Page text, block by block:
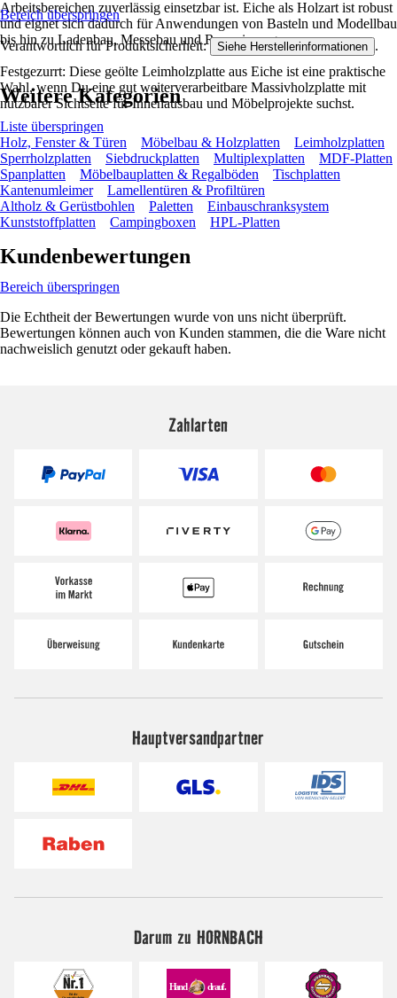
Arbeitsbereichen zuverlässig einsetzbar ist. Eiche als Holzart ist robust
und eignet sich dadurch für Anwendungen von Basteln und Modellbau
bis hin zu Ladenbau, Messebau und Renovierung.
Festgezurrt: Diese geölte Leimholzplatte aus Eiche ist eine praktische
Wahl, wenn Du eine gut weiterverarbeitbare Massivholzplatte mit
nutzbarer Sichtseite für Innenausbau und Möbelprojekte suchst.
Bereich überspringen
Verantwortlich für Produktsicherheit: Siehe Herstellerinformationen .
Weitere Kategorien
Liste überspringen
Holz, Fenster & Türen
Möbelbau & Holzplatten
Leimholzplatten
Sperrholzplatten
Siebdruckplatten Multiplexplatten
MDF-Platten
Spanplatten
Möbelbauplatten & Regalböden
Tischplatten
Kantenumleimer
Lamellentüren & Profiltüren
Altholz & Gerüstbohlen
Paletten
Einbauschranksystem
Kunststoffplatten
Campingboxen HPL-Platten
Kundenbewertungen
Bereich überspringen
Die Echtheit der Bewertungen wurde von uns nicht überprüft.
Bewertungen können auch von Kunden stammen, die die Ware nicht
nachweislich genutzt oder gekauft haben.
Zahlarten
Hauptversandpartner
Darum zu HORNBACH